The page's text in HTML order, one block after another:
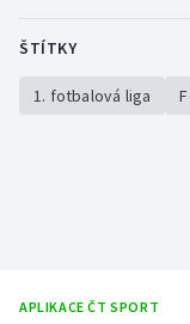
ŠTÍTKY
1. fotbalová liga
APLIKACE ČT SPORT